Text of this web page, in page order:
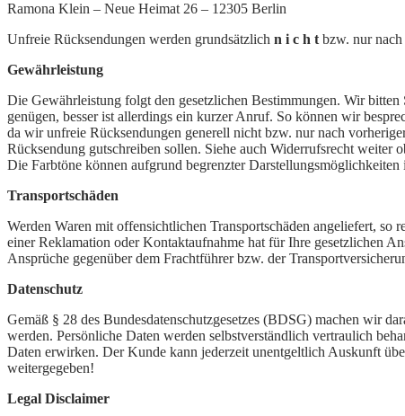
Ramona Klein – Neue Heimat 26 – 12305 Berlin
Unfreie Rücksendungen werden grundsätzlich n i c h t bzw. nur
Gewährleistung
Die Gewährleistung folgt den gesetzlichen Bestimmungen. Wir
genügen, besser ist allerdings ein kurzer Anruf. So können wir
da wir unfreie Rücksendungen generell nicht bzw. nur nach
Rücksendung gutschreiben sollen. Siehe auch Widerrufsrecht
Die Farbtöne können aufgrund begrenzter
Transportschäden
Werden Waren mit offensichtlichen Transportschäden angeliefert,
einer Reklamation oder Kontaktaufnahme hat für Ihre gesetzlichen
Ansprüche gegenüber dem Frachtführer bzw. der
Datenschutz
Gemäß § 28 des Bundesdatenschutzgesetzes (BDSG) machen wir
werden. Persönliche Daten werden selbstverständlich vertraulich
Daten erwirken. Der Kunde kann jederzeit unentgeltlich Auskunft
weitergegeben!
Legal Disclaimer